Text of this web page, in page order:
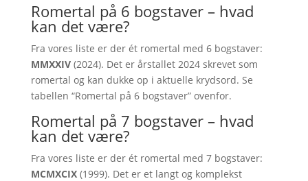
Romertal på 6 bogstaver – hvad
kan det være?
Fra vores liste er der ét romertal med 6 bogstaver:
MMXXIV(2024). Det er årstallet 2024 skrevet som
romertal og kan dukke op i aktuelle krydsord. Se
tabellen “Romertal på 6 bogstaver” ovenfor.
Romertal på 7 bogstaver – hvad
kan det være?
Fra vores liste er der ét romertal med 7 bogstaver:
MCMXCIX(1999). Det er et langt og komplekst